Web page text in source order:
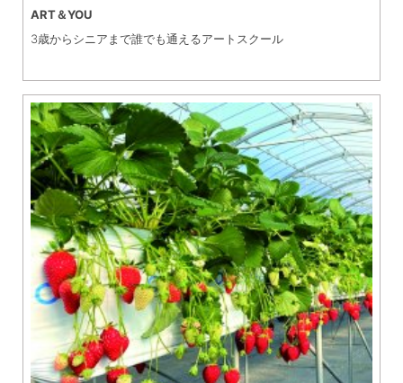
ART＆YOU
3歳からシニアまで誰でも通えるアートスクール